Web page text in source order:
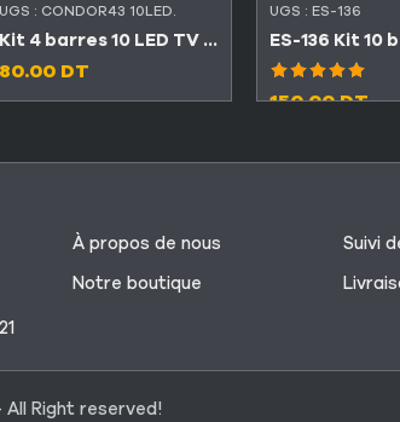
UGS : CONDOR43 10LED.
Kit 4 barres 10 LED TV 43″ 6V
80.00 DT
UGS : ES-136
Note5.00
150.00DT
À propos de nous
Notre boutique
Suivi
Right reserved!